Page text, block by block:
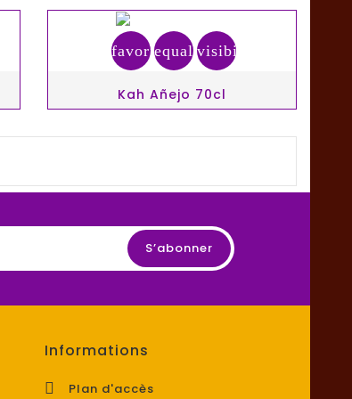
favorite_border
equalizervisibility
Kah Añejo 70cl
Informations
 Plan d'accès